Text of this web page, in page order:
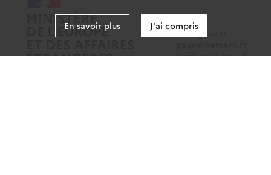
data.gouv.fr
legifrance.gouv.fr
En savoir plus J'ai compris